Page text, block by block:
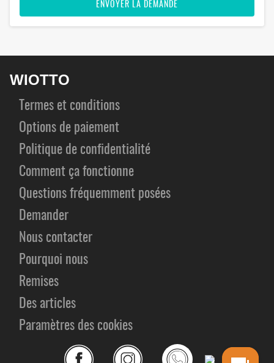
ENVOYER LA DEMANDE
WIOTTO
Termes et conditions
Options de paiement
Politique de confidentialité
Comment ça fonctionne
Questions fréquemment posées
Demander
Nous contacter
Pourquoi nous
Remises
Des articles
Paramètres des cookies